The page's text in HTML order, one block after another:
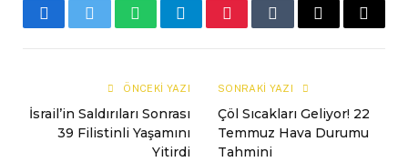
FacebookTwitterWhatsAppTelegramPinterestTumblrE-
Copy
ÖNCEKI YAZI
İsrail’in Saldırıları Sonrası
39 Filistinli Yaşamını
Yitirdi
SONRAKI YAZI
Çöl Sıcakları Geliyor! 22
Temmuz Hava Durumu
Tahmini